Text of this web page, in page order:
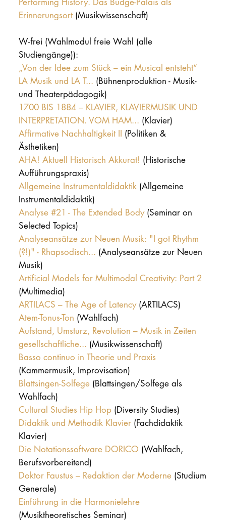
Erinnerungsort (Musikwissenschaft)
W-frei (Wahlmodul freie Wahl (alle
Studiengänge)):
„Von der Idee zum Stück – ein Musical entsteht“
LA Musik und LA T... (Bühnenproduktion - Musik-
und Theaterpädagogik)
1700 BIS 1884 – KLAVIER, KLAVIERMUSIK UND
INTERPRETATION. VOM HAM... (Klavier)
Affirmative Nachhaltigkeit II (Politiken &
Ästhetiken)
AHA! Aktuell Historisch Akkurat! (Historische
Aufführungspraxis)
Allgemeine Instrumentaldidaktik (Allgemeine
Instrumentaldidaktik)
Analyse #21 - The Extended Body (Seminar on
Selected Topics)
Analyseansätze zur Neuen Musik: "I got Rhythm
(?!)" - Rhapsodisch... (Analyseansätze zur Neuen
Musik)
Artificial Models for Multimodal Creativity: Part 2
(Multimedia)
ARTILACS – The Age of Latency (ARTILACS)
Atem-Tonus-Ton (Wahlfach)
Aufstand, Umsturz, Revolution – Musik in Zeiten
gesellschaftliche... (Musikwissenschaft)
Basso continuo in Theorie und Praxis
(Kammermusik, Improvisation)
Blattsingen-Solfege (Blattsingen/Solfege als
Wahlfach)
Cultural Studies Hip Hop (Diversity Studies)
Didaktik und Methodik Klavier (Fachdidaktik
Klavier)
Die Notationssoftware DORICO (Wahlfach,
Berufsvorbereitend)
Doktor Faustus – Redaktion der Moderne (Studium
Generale)
Einführung in die Harmonielehre
(Musiktheoretisches Seminar)